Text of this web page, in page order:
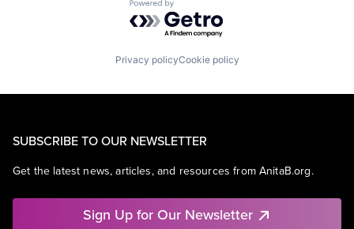
Powered by Getro.com
Privacy policyCookie policy
SUBSCRIBE TO OUR NEWSLETTER
Get the latest news, articles, and resources from AnitaB.org.
Sign Up for Our Newsletter